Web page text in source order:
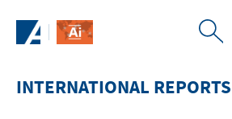
INTERNATIONAL REPORTS